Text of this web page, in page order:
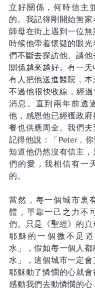
立好關係，何時信主
的。我記得剛開始無
師母在街上遇到一位
時候他帶着懷疑的眼
們不斷去探訪他、請他
關係越來越好。有一
有人把他送進醫院，本
不過他很快收線，經過
消息。直到兩年前透
他，感恩他已經獲政府
餐也供應周全。我們夫
記得他說：「Peter，
知道他仍然沒有信主
們的愛，我相信有一
的。
當然，每一個城市裏
體，單靠一己之力不
們。只是《聖經》的真
耶穌的一個微不足
水」，假如每一個人
水」，這個城市一定會
耶穌動了憐憫的心就會
感動我們去動憐憫的心